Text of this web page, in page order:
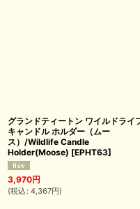
グランドティートン ワイルドライ
キャンドル ホルダー（ムー
ス）/Wildlife Candle
Holder(Moose) [EPHT63]
3,970円
(税込 : 4,367円)